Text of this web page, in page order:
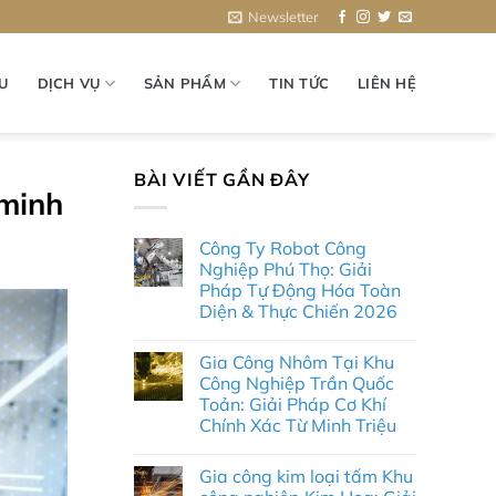
Newsletter
DỊCH VỤ SẢN PHẨM TIN TỨC LIÊN HỆ
BÀI VIẾT GẦN ĐÂY
Công Ty Robot Công
Nghiệp Phú Thọ: Giải
Pháp Tự Động Hóa Toàn
Diện & Thực Chiến 2026
bình
luận
ở
Công
Ty
Robot
Phú
Thọ:
Gia Công Nhôm Tại Khu
Công Nghiệp Trần Quốc
Toản: Giải Pháp Cơ Khí
Chính Xác Từ Minh Triệu
bình
luận
Gia công kim loại tấm Khu